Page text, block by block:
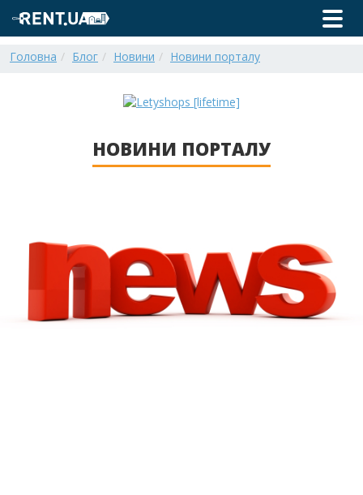
Головна Блог Новини Новини порталу
НОВИНИ ПОРТАЛУ